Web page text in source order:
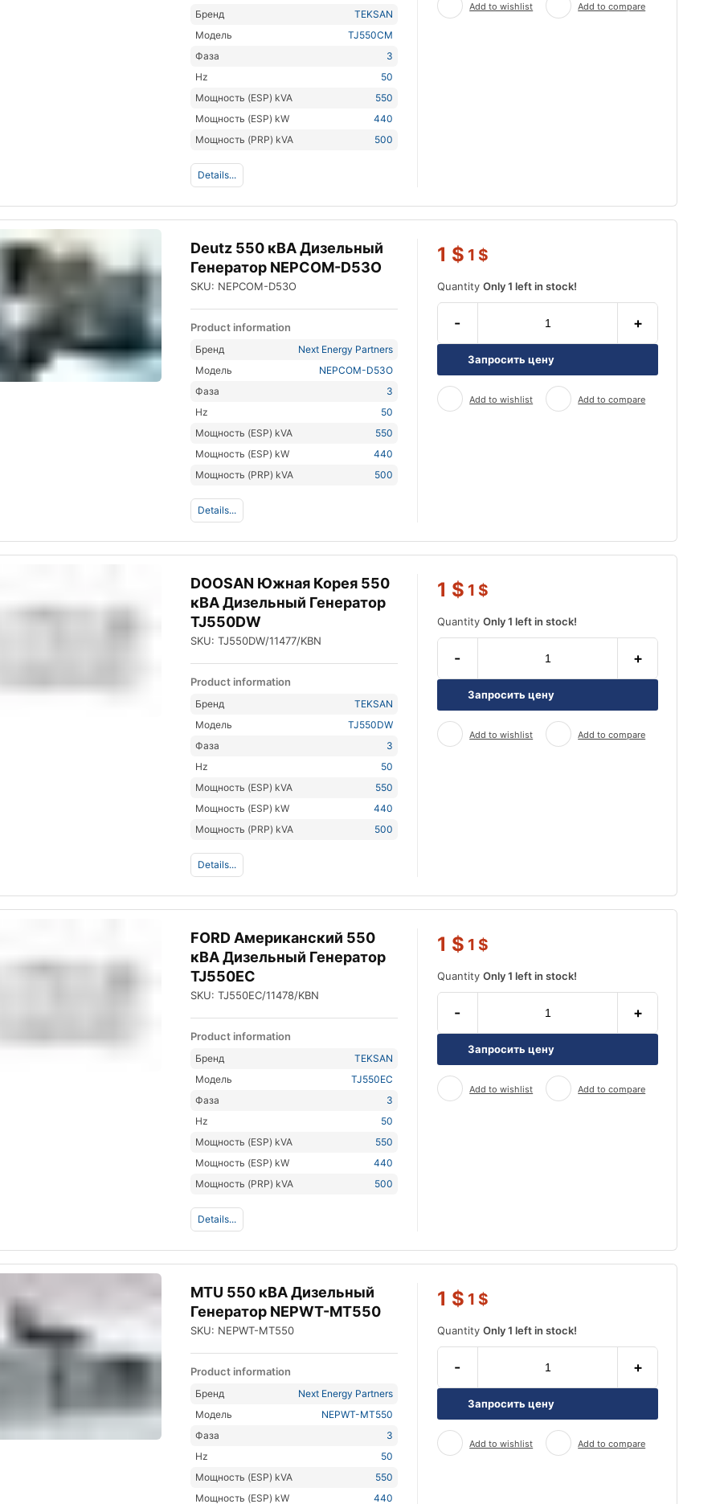
Бренд
TEKSAN
Модель
TJ550CM
Фаза
3
Hz
50
Мощность (ESP) kVA
550
Мощность (ESP) kW
440
Мощность (PRP) kVA
500
Details...
Add to wishlist Add to compare
Deutz 550 кВА Дизельный
Генератор NEPCOM-D53O
SKU: NEPCOM-D53O
Product information
Бренд
Next Energy Partners
Модель
NEPCOM-D53O
Фаза
3
Hz
50
Мощность (ESP) kVA
550
Мощность (ESP) kW
440
Мощность (PRP) kVA
500
Details...
1 $ 1 $
QuantityOnly 1 left in stock!
- +
Запросить цену
Add to wishlist Add to compare
DOOSAN Южная Корея 550
кВА Дизельный Генератор
TJ550DW
SKU: TJ550DW/11477/KBN
Product information
Бренд
TEKSAN
Модель
TJ550DW
Фаза
3
Hz
50
Мощность (ESP) kVA
550
Мощность (ESP) kW
440
Мощность (PRP) kVA
500
Details...
1 $ 1 $
QuantityOnly 1 left in stock!
- +
Запросить цену
Add to wishlist Add to compare
FORD Американский 550
кВА Дизельный Генератор
TJ550EC
SKU: TJ550EC/11478/KBN
Product information
Бренд
TEKSAN
Модель
TJ550EC
Фаза
3
Hz
50
Мощность (ESP) kVA
550
Мощность (ESP) kW
440
Мощность (PRP) kVA
500
Details...
1 $ 1 $
QuantityOnly 1 left in stock!
- +
Запросить цену
Add to wishlist Add to compare
MTU 550 кВА Дизельный
Генератор NEPWT-MT550
SKU: NEPWT-MT550
Product information
Бренд
Next Energy Partners
Модель
NEPWT-MT550
Фаза
3
Hz
50
Мощность (ESP) kVA
550
Мощность (ESP) kW
440
1 $ 1 $
QuantityOnly 1 left in stock!
- +
Запросить цену
Add to wishlist Add to compare